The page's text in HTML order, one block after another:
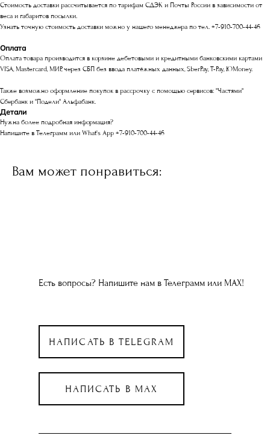
Стоимость доставки рассчитывается по тарифам СДЭК и Почты России в зависимости от
веса и габаритов посылки.
Узнать точную стоимость доставки можно у нашего менеджера по тел. +7-910-700-44-46
Оплата
Оплата товара производится в корзине дебетовыми и кредитными банковскими картами
VISA, Mastercard, МИР, через СБП без ввода платёжных данных, SberPay, T-Pay, ЮMoney.
Также возможно оформление покупок в рассрочку с помощью сервисов: "Частями"
Сбербанк и "Подели" Альфабанк.
Детали
Нужна более подробная информация?
Напишите в Телеграмм или What's App +7-910-700-44-46
Вам может понравиться:
Есть вопросы? Напишите нам в Телеграмм или МАХ!
НАПИСАТЬ В MAX
НАПИСАТЬ В TELEGRAM